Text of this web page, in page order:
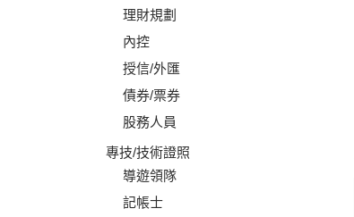
理財規劃
內控
授信/外匯
債券/票券
股務人員
專技/技術證照
導遊領隊
記帳士